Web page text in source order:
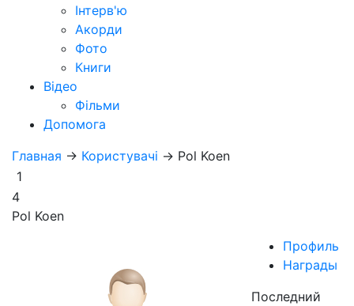
Інтерв'ю
Акорди
Фото
Книги
Відео
Фільми
Допомога
Главная → Користувачі → Pol Koen
1
4
Pol Koen
Профиль
Награды
Последний